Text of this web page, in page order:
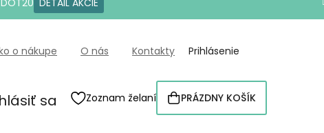
DETAIL AKCIE
o nákupe O nás Kontakty Prihlásenie
sa Zoznam želaní
NÁKUPNÝ
KOŠÍK
PRÁZDNY KOŠÍK